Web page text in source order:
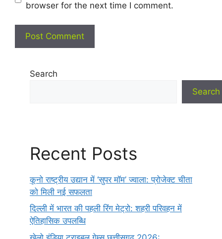
browser for the next time I comment.
Search
Search
Recent Posts
कूनो राष्ट्रीय उद्यान में ‘सुपर मॉम’ ज्वाला: प्रोजेक्ट चीता
को मिली नई सफलता
दिल्ली में भारत की पहली रिंग मेट्रो: शहरी परिवहन में
ऐतिहासिक उपलब्धि